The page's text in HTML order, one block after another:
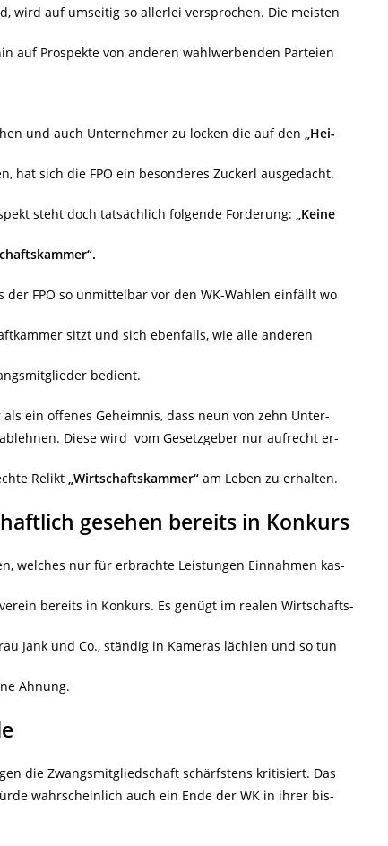
wird auf umseitig so allerlei versprochen. Die meisten
auf Prospekte von anderen wahlwerbenden Parteien
und auch Unternehmer zu locken die auf den „Hei-
hat sich die FPÖ ein besonderes Zuckerl ausgedacht.
steht doch tatsächlich folgende Forderung: „Keine
der FPÖ so unmittelbar vor den WK-Wahlen einfällt wo
sitzt und sich ebenfalls, wie alle anderen
bedient.
ein offenes Geheimnis, dass neun von zehn Unter-
Diese wird vom Gesetzgeber nur aufrecht er-
Relikt „Wirtschaftskammer“ am Leben zu erhalten.
gesehen bereits in Konkurs
welches nur für erbrachte Leistungen Einnahmen kas-
bereits in Konkurs. Es genügt im realen Wirtschafts-
Jank und Co., ständig in Kameras lächlen und so tun
Ahnung.
die Zwangsmitgliedschaft schärfstens kritisiert. Das
wahrscheinlich auch ein Ende der WK in ihrer bis-